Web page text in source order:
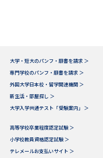
大学・短大のパンフ・願書を請求 ＞
専門学校のパンフ・願書を請求 ＞
外国大学日本校・留学関連機関 ＞
新生活・部屋探し ＞
大学入学共通テスト「受験案内」 ＞
高等学校卒業程度認定試験 ＞
小学校教員資格認定試験 ＞
テレメールお支払いサイト ＞